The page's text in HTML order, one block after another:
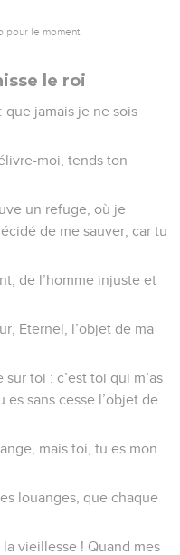
le moment.
le roi
jamais je ne sois
moi, tends ton
un refuge, où je
de me sauver, car tu
de l’homme injuste et
Eternel, l’objet de ma
toi : c’est toi qui m’as
sans cesse l’objet de
mais toi, tu es mon
louanges, que chaque
vieillesse ! Quand mes